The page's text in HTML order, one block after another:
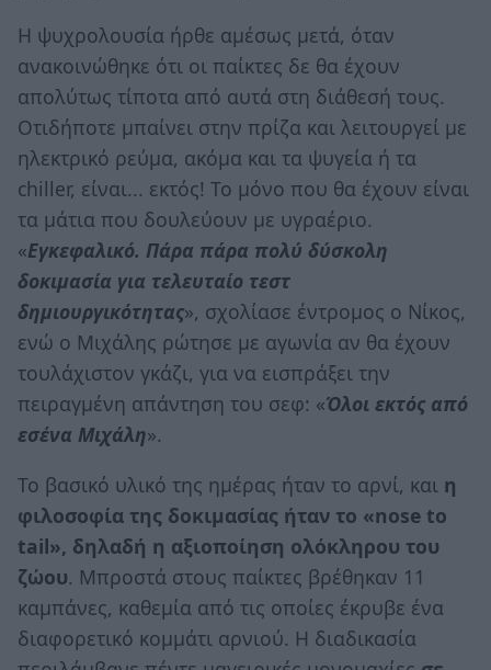
Η ψυχρολουσία ήρθε αμέσως μετά, όταν
ανακοινώθηκε ότι οι παίκτες δε θα έχουν
απολύτως τίποτα από αυτά στη διάθεσή τους.
Οτιδήποτε μπαίνει στην πρίζα και λειτουργεί με
ηλεκτρικό ρεύμα, ακόμα και τα ψυγεία ή τα
chiller, είναι... εκτός! Το μόνο που θα έχουν είναι
τα μάτια που δουλεύουν με υγραέριο.
«Εγκεφαλικό. Πάρα πάρα πολύ δύσκολη
δοκιμασία για τελευταίο τεστ
δημιουργικότητας», σχολίασε έντρομος ο Νίκος,
ενώ ο Μιχάλης ρώτησε με αγωνία αν θα έχουν
τουλάχιστον γκάζι, για να εισπράξει την
πειραγμένη απάντηση του σεφ: «Όλοι εκτός από
εσένα Μιχάλη».
Το βασικό υλικό της ημέρας ήταν το αρνί, και η
φιλοσοφία της δοκιμασίας ήταν το «nose to
tail», δηλαδή η αξιοποίηση ολόκληρου του
ζώου. Μπροστά στους παίκτες βρέθηκαν 11
καμπάνες, καθεμία από τις οποίες έκρυβε ένα
διαφορετικό κομμάτι αρνιού. Η διαδικασία